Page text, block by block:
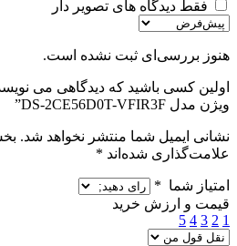
فقط دیدگاه های تصویر دار
هنوز بررسی‌ای ثبت نشده است.
اولین کسی باشید که دیدگاهی می
ویژن مدل DS-2CE56D0T-VFIR3F”
نشانی ایمیل شما منتشر نخواهد شد.
علامت‌گذاری شده‌اند *
امتیاز شما *
قیمت و ارزش خرید
1
2
3
4
5